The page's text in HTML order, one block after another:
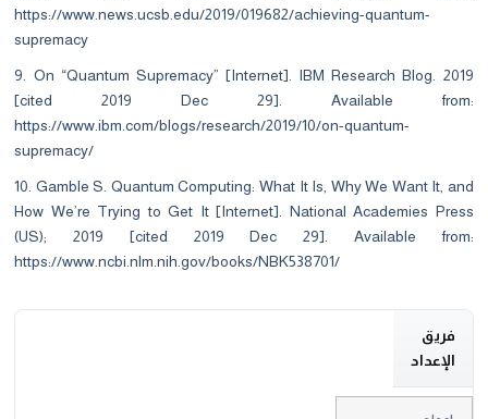
https://www.news.ucsb.edu/2019/019682/achieving-quantum-
supremacy
9. On “Quantum Supremacy” [Internet]. IBM Research Blog. 2019
[cited 2019 Dec 29]. Available from:
https://www.ibm.com/blogs/research/2019/10/on-quantum-
supremacy/
10. Gamble S. Quantum Computing: What It Is, Why We Want It, and
How We’re Trying to Get It [Internet]. National Academies Press
(US); 2019 [cited 2019 Dec 29]. Available from:
https://www.ncbi.nlm.nih.gov/books/NBK538701/
فريق
الإعداد